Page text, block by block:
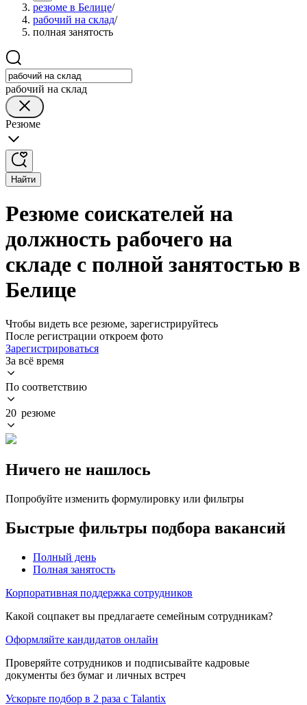
резюме в Белице/
рабочий на склад/
полная занятость
рабочий на склад
Резюме
Найти
Резюме соискателей на
должность рабочего на
складе с полной занятостью в
Белице
Чтобы видеть все резюме, зарегистрируйтесь
После регистрации откроем фото
Зарегистрироваться
За всё время
По соответствию
20 резюме
Ничего не нашлось
Попробуйте изменить формулировку или фильтры
Быстрые фильтры подбора вакансий
Полный день
Полная занятость
Корпоративная поддержка сотрудников
Какой соцпакет вы предлагаете семейным сотрудникам?
Оформляйте кандидатов онлайн
Проверяйте сотрудников и подписывайте кадровые
документы без бумаг и личных встреч
Ускорьте подбор в 2 раза с Talantix